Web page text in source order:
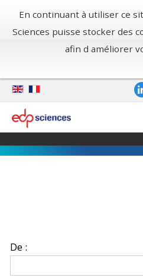
En continuant à utiliser ce
Sciences puisse stocker des
afin d améliorer
De :